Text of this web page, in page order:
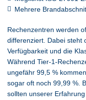
Mehrere
Rechenzentren werden
differenziert. Dabei steht
Verfügbarkeit und die
Während Tier-1-
ungefähr 99,5 %
sogar oft noch 99,99 %.
sollten unserer